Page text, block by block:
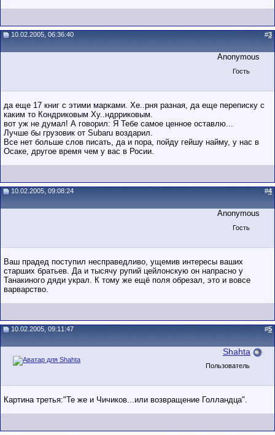
10.02.2005, 06:36:40 #3
Anonymous
Гость
да еще 17 книг с этими марками. Хе..рня разная, да еще переписку с
каким то Кондриковым Ху..ндрриковым.
вот уж не думал! А говорил: Я Тебе самое ценное оставлю...
Лучше бы грузовик от Subaru воздарил.
Все нет больше слов писать, да и пора, пойду гейшу найму, у нас в
Осаке, другое время чем у вас в Росии.
10.02.2005, 09:08:24 #4
Anonymous
Гость
Ваш прадед поступил несправедливо, ущемив интересы ваших
старших братьев. Да и тысячу рупий цейлонскую он напрасно у
Танакиного дяди украл. К тому же ещё поля обрезал, это и вовсе
варварство.
10.02.2005, 09:11:47 #5
Shahta
Пользователь
Картина третья:"Те же и Чичиков...или возвращение Голландца".